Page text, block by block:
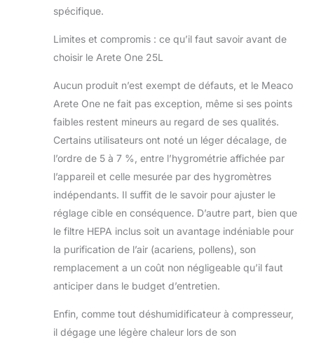
spécifique.
Limites et compromis : ce qu’il faut savoir avant de
choisir le Arete One 25L
Aucun produit n’est exempt de défauts, et le Meaco
Arete One ne fait pas exception, même si ses points
faibles restent mineurs au regard de ses qualités.
Certains utilisateurs ont noté un léger décalage, de
l’ordre de 5 à 7 %, entre l’hygrométrie affichée par
l’appareil et celle mesurée par des hygromètres
indépendants. Il suffit de le savoir pour ajuster le
réglage cible en conséquence. D’autre part, bien que
le filtre HEPA inclus soit un avantage indéniable pour
la purification de l’air (acariens, pollens), son
remplacement a un coût non négligeable qu’il faut
anticiper dans le budget d’entretien.
Enfin, comme tout déshumidificateur à compresseur,
il dégage une légère chaleur lors de son